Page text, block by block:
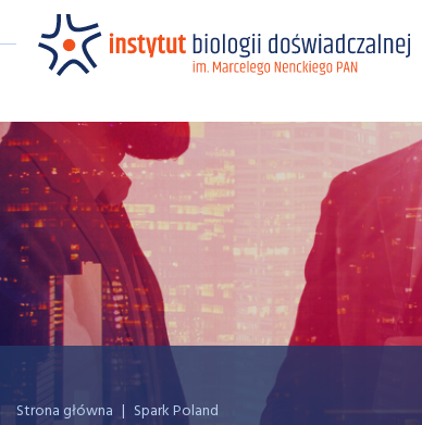
Strona główna | Spark Poland